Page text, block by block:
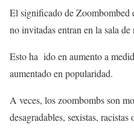
El significado de Zoombombed
no invitadas entran en la sala
Esto ha ido en aumento a
aumentado en popularidad.
A veces, los zoombombs son
desagradables, sexistas,